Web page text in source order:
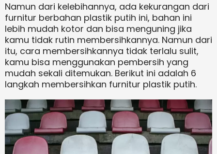
Namun dari kelebihannya, ada kekurangan dari
furnitur berbahan plastik putih ini, bahan ini
lebih mudah kotor dan bisa menguning jika
kamu tidak rutin membersihkannya. Namun dari
itu, cara membersihkannya tidak terlalu sulit,
kamu bisa menggunakan pembersih yang
mudah sekali ditemukan. Berikut ini adalah 6
langkah membersihkan furnitur plastik putih.